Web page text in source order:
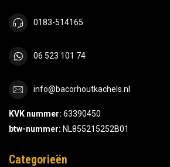
0183-514165
06 523 101 74
info@bacorhoutkachels.nl
KVK nummer: 63390450
btw-nummer: NL855215252B01
Categorieën